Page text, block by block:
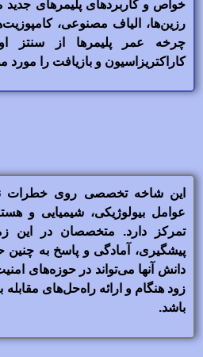
خواص و کاربردهای پلیمرهای جدید
رزین‌ها، الیاف مصنوعی،
چرخه عمر پلیمرها از سنتز
کاراکتریزاسیون و بازیافت را مورد
این شاخه تخصصی روی خطرات
عوامل بیولوژیکی، شیمیایی و
تمرکز دارد. متخصصان در این
پیشگیری، آمادگی و پاسخ به چنین
دانش آنها می‌تواند در حوزه‌های
زود هنگام و ارائه راه‌حل‌های مقابله
باشد.